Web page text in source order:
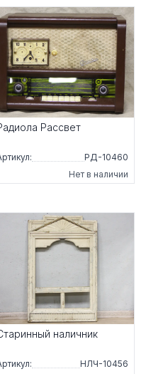
Рассвет
РД-10460
Нет в наличии
наличник
НЛЧ-10456